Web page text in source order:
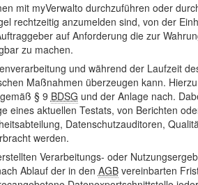
mit myVerwalto durchzuführen oder
rechtzeitig anzumelden sind, von der
auf Anforderung die zur
zu machen.
und während der Laufzeit
Maßnahmen überzeugen kann.
§ 9 BDSG und der Anlage nach.
eines aktuellen Testats, von Berichten
Datenschutzauditoren,
werden.
Verarbeitungs- oder
Ablauf der in den AGBvereinbarten